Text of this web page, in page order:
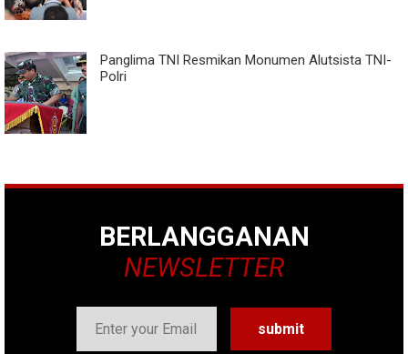
Panglima TNI Resmikan Monumen Alutsista TNI-
Polri
BERLANGGANAN
NEWSLETTER